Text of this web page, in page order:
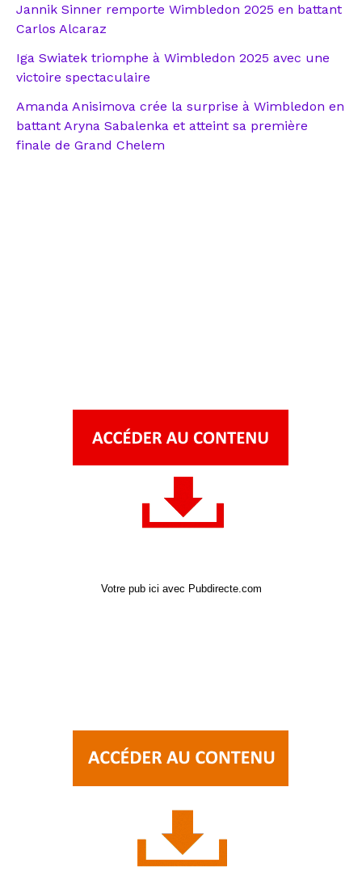
Jannik Sinner remporte Wimbledon 2025 en battant
Carlos Alcaraz
Iga Swiatek triomphe à Wimbledon 2025 avec une
victoire spectaculaire
Amanda Anisimova crée la surprise à Wimbledon en
battant Aryna Sabalenka et atteint sa première
finale de Grand Chelem
Votre pub ici avec Pubdirecte.com